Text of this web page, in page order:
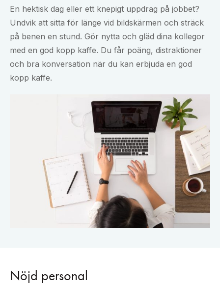
En hektisk dag eller ett knepigt uppdrag på jobbet?
Undvik att sitta för länge vid bildskärmen och sträck
på benen en stund. Gör nytta och gläd dina kollegor
med en god kopp kaffe. Du får poäng, distraktioner
och bra konversation när du kan erbjuda en god
kopp kaffe.
Nöjd personal